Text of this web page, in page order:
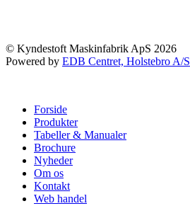
© Kyndestoft Maskinfabrik ApS 2026
Powered by EDB Centret, Holstebro A/S
Forside
Produkter
Tabeller & Manualer
Brochure
Nyheder
Om os
Kontakt
Web handel